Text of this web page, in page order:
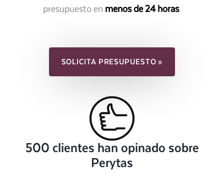
presupuesto en menos de 24 horas.
SOLICITA PRESUPUESTO »
500 clientes han opinado sobre
Perytas